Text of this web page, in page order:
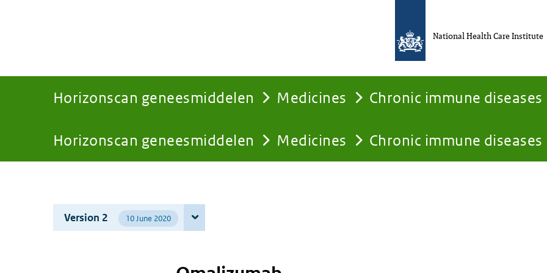
Horizonscan geneesmiddelen Medicines Chronic immune diseases
You
here:
Horizonscan geneesmiddelen Medicines Chronic immune diseases
National Health Care Institute
Version 2 10 June 2020